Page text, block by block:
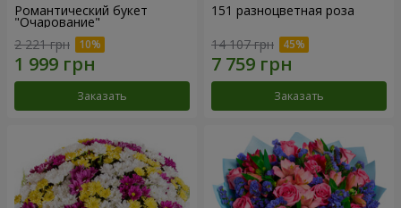
Романтический букет
"Очарование"
2 221 грн
Заказать
151 разноцветная роза
14 107 грн
Заказать